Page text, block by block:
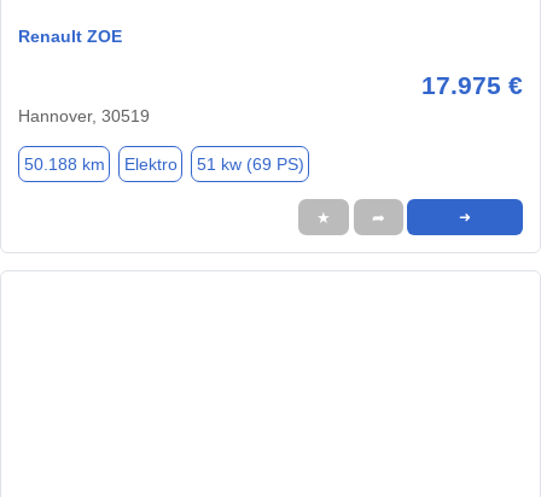
Renault ZOE
17.975 €
Hannover, 30519
50.188 km Elektro 51 kw (69 PS)
★ ➦ ➜